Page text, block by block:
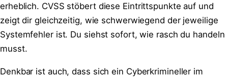
erheblich. CVSS stöbert diese Eintrittspunkte auf und
zeigt dir gleichzeitig, wie schwerwiegend der jeweilige
Systemfehler ist. Du siehst sofort, wie rasch du handeln
musst.
Denkbar ist auch, dass sich ein Cyberkrimineller im